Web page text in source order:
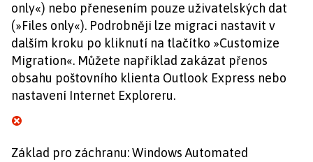
only«) nebo přenesením pouze uživatelských dat
(»Files only«). Podrobněji lze migraci nastavit v
dalším kroku po kliknutí na tlačítko »Customize
Migration«. Můžete například zakázat přenos
obsahu poštovního klienta Outlook Express nebo
nastavení Internet Exploreru.
Základ pro záchranu: Windows Automated